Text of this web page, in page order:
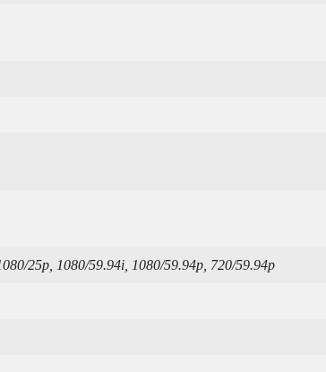
25p, 1080/59.94i, 1080/59.94p, 720/59.94p